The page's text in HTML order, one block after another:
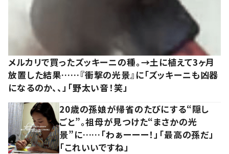
メルカリで買ったズッキーニの種。→土に植えて3ヶ月
放置した結果……『衝撃の光景』に「ズッキーニも凶器
になるのか、、」「野太い音！笑」
20歳の孫娘が帰省のたびにする“隠し
ごと”。祖母が見つけた“まさかの光
景”に……「わぁーーー！」「最高の孫だ」
「これいいですね」